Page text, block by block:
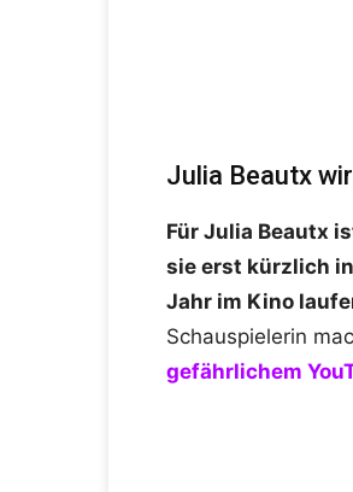
Julia Beautx
Für Julia Beautx
sie erst kürzlich
Jahr im Kino
Schauspielerin
gefährlichem